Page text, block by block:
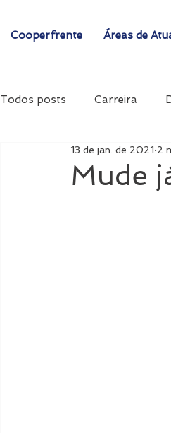
Cooperfrente Áreas de
Todos posts Carreira
Mude
13 de jan. de 2021 2